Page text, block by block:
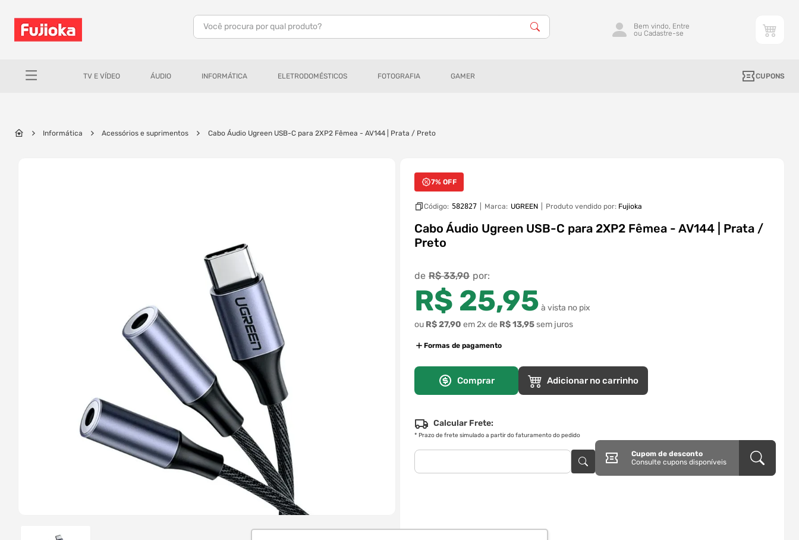
Você procura por qual produto?
Bem vindo, Entre
ou Cadastre-se
TV E VÍDEO ÁUDIO INFORMÁTICA ELETRODOMÉSTICOS FOTOGRAFIA GAMER CUPONS
Informática Acessórios e suprimentos Cabo Áudio Ugreen USB-C para 2XP2 Fêmea - AV144 | Prata / Preto
7% OFF
Código: 582827 Marca: UGREEN Produto vendido por: Fujioka
Cabo Áudio Ugreen USB-C para 2XP2 Fêmea - AV144 | Prata /
Preto
R$ 33,90
R$ 25,95 à vista no pix
ou R$27,90 em2x de R$13,95sem juros
Formas de pagamento
Comprar Adicionar no carrinho
Calcular Frete:
* Prazo de frete simulado a partir do faturamento do pedido
Cupom de desconto
Consulte cupons disponíveis
4º
gamer
caixa som